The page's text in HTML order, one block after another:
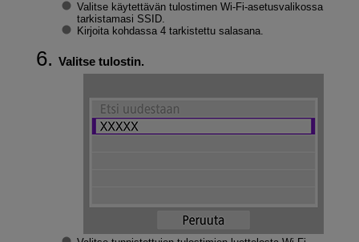
Valitse käytettävän tulostimen Wi-Fi-asetusvalikossa
tarkistamasi SSID.
Kirjoita kohdassa 4 tarkistettu salasana.
Valitse tulostin.